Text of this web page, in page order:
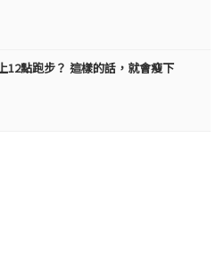
12點跑步？ 這樣的話，就會瘦下